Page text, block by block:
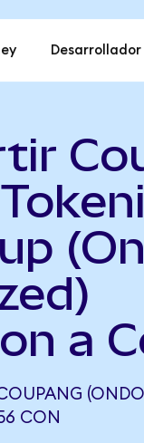
Desarrollador
a
(ONDO
CON